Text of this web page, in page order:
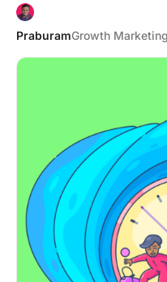
PraburamGrowth